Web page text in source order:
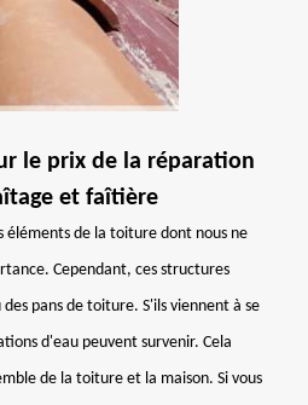
le prix de la réparation
et faîtière
éléments de la toiture dont nous ne
Cependant, ces structures
pans de toiture. S'ils viennent à se
d'eau peuvent survenir. Cela
de la toiture et la maison. Si vous